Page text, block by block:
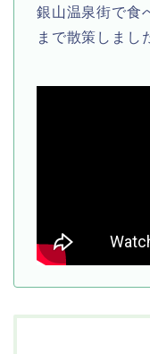
銀山温泉街で食
まで散策しまし